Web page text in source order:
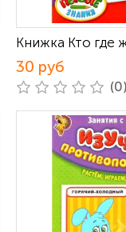
Книжка Кто где
30 руб